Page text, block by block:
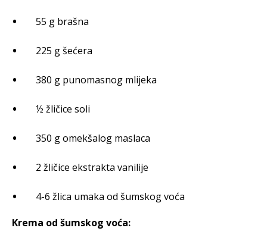
55 g brašna
225 g šećera
380 g punomasnog mlijeka
½ žličice soli
350 g omekšalog maslaca
2 žličice ekstrakta vanilije
4-6 žlica umaka od šumskog voća
Krema od šumskog voća: